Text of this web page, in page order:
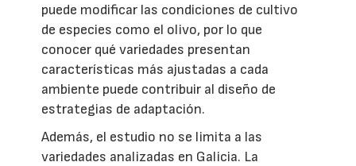
puede modificar las condiciones de cultivo
de especies como el olivo, por lo que
conocer qué variedades presentan
características más ajustadas a cada
ambiente puede contribuir al diseño de
estrategias de adaptación.
Además, el estudio no se limita a las
variedades analizadas en Galicia. La